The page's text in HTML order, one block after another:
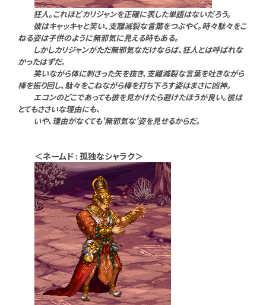
狂人。これほどカリジャンを正確に表した単語はないだろう。
彼はキャッキャと笑い、支離滅裂な言葉をつぶやく。時々駄々をこ
ねる姿は子供のように無邪気に見える時もある。
しかしカリジャンがただ無邪気なだけならば、狂人とは呼ばれな
かったはずだ。
笑いながら体に刺さった矢を抜き、支離滅裂な言葉を吐きながら
棒を振り回し、駄々をこねながら棒を打ち下ろす姿はまさに凶神。
エコンのどこであっても彼を見かけたら避けたほうが良い。彼は
とてもささいな理由にも、
いや、理由がなくても'無邪気な'姿を見せるからだ。
＜ネームド : 孤独なシャラク＞